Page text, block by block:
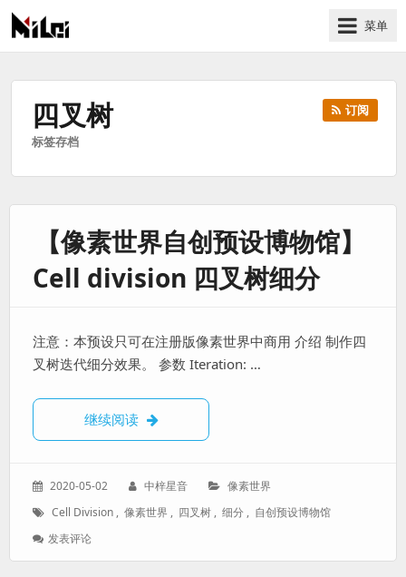
有
技
菜单
四叉树
标签存档
订阅
【像素世界自创预设博物馆】
Cell division 四叉树细分
注意：本预设只可在注册版像素世界中商用 介绍 制作四
叉树迭代细分效果。 参数 Iteration: …
继续阅读 【像素世界自创预设博物馆】Cell division
发
于：
2020-05-02
作
中梓星音
分
像素世界
标
Cell Division , 像素世界 , 四叉树 , 细分 , 自创预设博物馆
发表评论: 【像